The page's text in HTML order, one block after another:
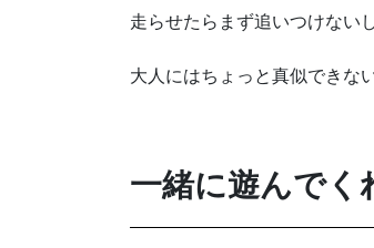
走らせたらまず追いつけない
大人にはちょっと真似できな
一緒に遊んでく